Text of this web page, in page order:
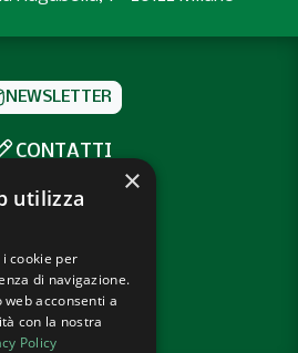
NEWSLETTER
CONTATTI
SOCIAL
POLICY
POLICY
×
utilizza
cookie per
di navigazione.
acconsenti a
con la nostra
Policy